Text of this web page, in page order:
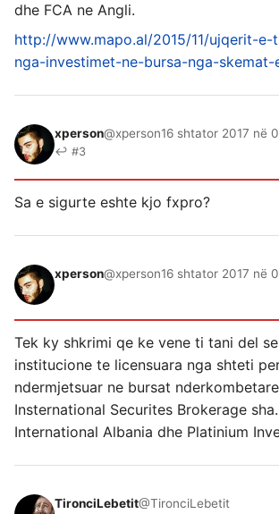
dhe FCA ne Angli.
http://www.mapo.al/2015/11/ujqerit-e-
nga-investimet-ne-bursa-nga-skemat-
xperson@xperson16 shtator 2017 në
↩ #3
Sa e sigurte eshte kjo fxpro?
xperson@xperson16 shtator 2017 në
Tek ky shkrimi qe ke vene ti tani del
institucione te licensuara nga shteti
ndermjetsuar ne bursat
Insternational Securites Brokerage
International Albania dhe Platinium
TironciLebetit@TironciLebetit